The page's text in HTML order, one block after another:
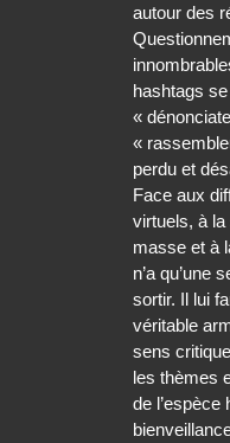
autour des
hashtags se
«
«
perdu et
Face aux
virtuels, à
masse et à
n’a qu’une
sortir. Il lui
véritable
sens
les thèmes
de l’espèce